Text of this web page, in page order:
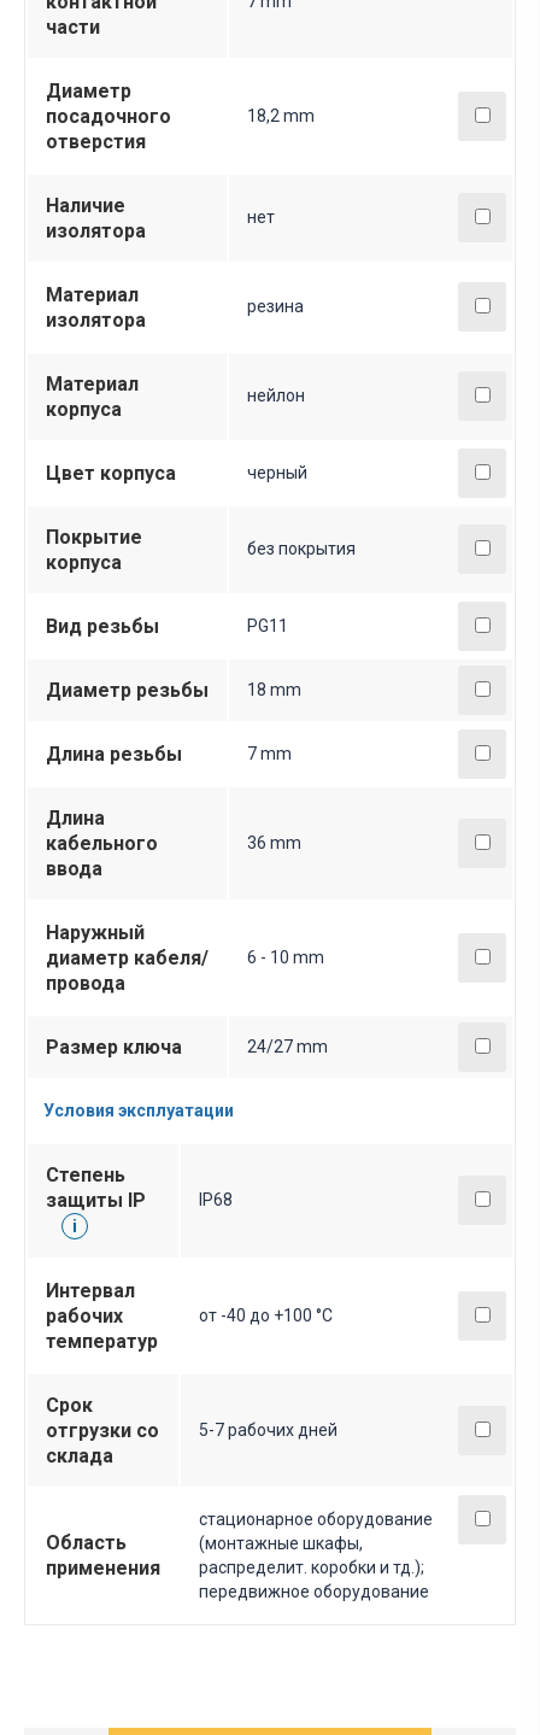
части
Диаметр
посадочного
отверстия
18,2 mm
Наличие
изолятора
нет
Материал
изолятора
резина
Материал
корпуса
нейлон
Цвет корпуса черный
Покрытие
корпуса
без покрытия
Вид резьбы PG11
Диаметр резьбы 18 mm
Длина резьбы 7 mm
Длина
кабельного
ввода
36 mm
Наружный
диаметр кабеля/
провода
6 - 10 mm
Размер ключа 24/27 mm
Условия эксплуатации
Степень
защиты IP
i
IP68
Интервал
рабочих
температур
от -40 до +100 °С
Срок
отгрузки со
склада
5-7 рабочих дней
Область
применения
стационарное оборудование
(монтажные шкафы,
распределит. коробки и тд.);
передвижное оборудование